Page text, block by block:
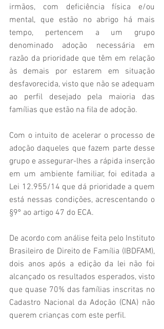
irmãos, com deficiência física e/ou
mental, que estão no abrigo há mais
tempo, pertencem a um grupo
denominado adoção necessária em
razão da prioridade que têm em relação
às demais por estarem em situação
desfavorecida, visto que não se adequam
ao perfil desejado pela maioria das
famílias que estão na fila de adoção.
Com o intuito de acelerar o processo de
adoção daqueles que fazem parte desse
grupo e assegurar-lhes a rápida inserção
em um ambiente familiar, foi editada a
Lei 12.955/14 que dá prioridade a quem
está nessas condições, acrescentando o
§9º ao artigo 47 do ECA.
De acordo com análise feita pelo Instituto
Brasileiro de Direito de Família (IBDFAM),
dois anos após a edição da lei não foi
alcançado os resultados esperados, visto
que quase 70% das famílias inscritas no
Cadastro Nacional da Adoção (CNA) não
querem crianças com este perfil.